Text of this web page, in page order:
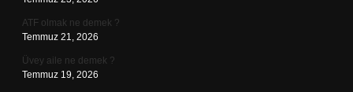
ATF olmak ne demek ?
Temmuz 21, 2026
Üvey aile ne demek ?
Temmuz 19, 2026